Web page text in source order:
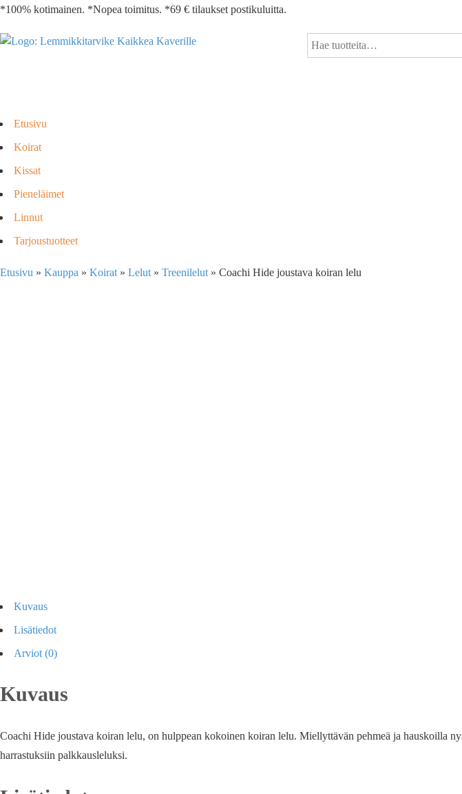
*100% kotimainen. *Nopea toimitus. *69 € tilaukset postikuluitta.
Etusivu
Koirat
Kissat
Pieneläimet
Linnut
Tarjoustuotteet
Etusivu » Kauppa » Koirat » Lelut » Treenilelut » Coachi Hide joustava koiran lelu
Kuvaus
Lisätiedot
Arviot (0)
Kuvaus
Coachi Hide joustava koiran lelu, on hulppean kokoinen koiran lelu. Miellyttävän pehmeä ja hauskoilla
harrastuksiin palkkausleluksi.